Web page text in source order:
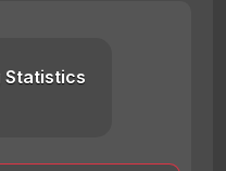
Statistics